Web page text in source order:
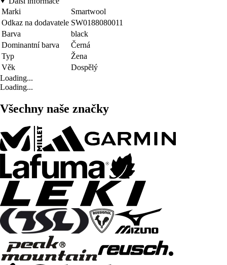
Marki
Smartwool
Odkaz na dodavatele SW0188080011
Barva
black
Dominantní barva
Černá
Typ
Žena
Věk
Dospělý
Loading...
Loading...
Všechny naše značky